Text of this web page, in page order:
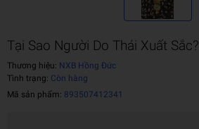
Tại Sao Người Do Thái Xuất Sắc?
Thương hiệu: NXB Hồng Đức
Tình trạng: Còn hàng
Mã sản phẩm: 893507412341